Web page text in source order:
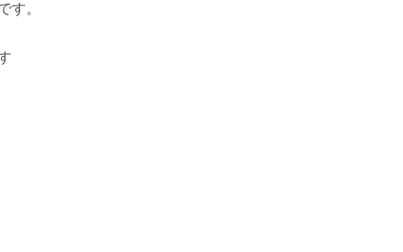
す。